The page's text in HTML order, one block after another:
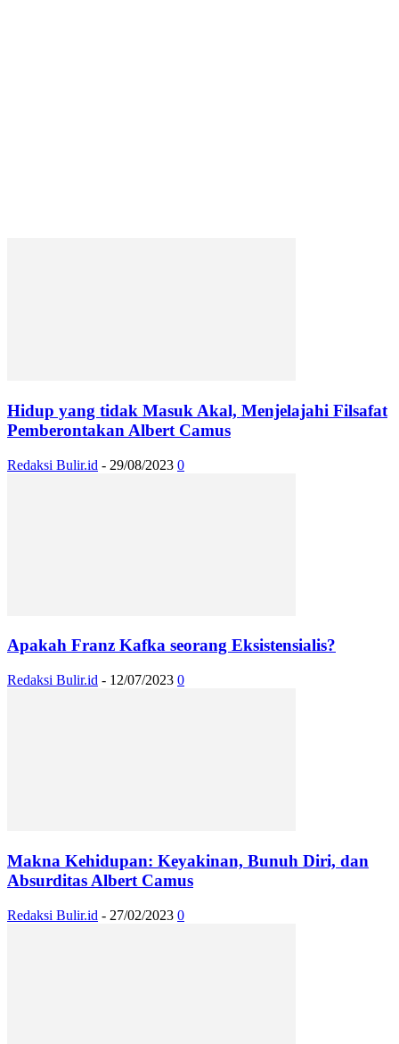
Hidup yang tidak Masuk Akal, Menjelajahi Filsafat
Pemberontakan Albert Camus
Redaksi Bulir.id - 29/08/2023 0
Apakah Franz Kafka seorang Eksistensialis?
Redaksi Bulir.id - 12/07/2023 0
Makna Kehidupan: Keyakinan, Bunuh Diri, dan
Absurditas Albert Camus
Redaksi Bulir.id - 27/02/2023 0